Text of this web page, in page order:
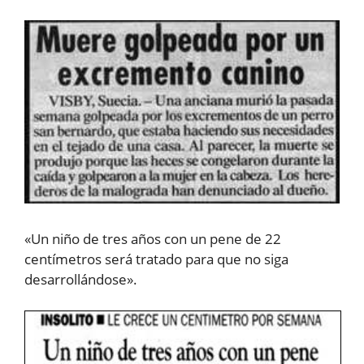
«Un niño de tres años con un pene de 22
centímetros será tratado para que no siga
desarrollándose».